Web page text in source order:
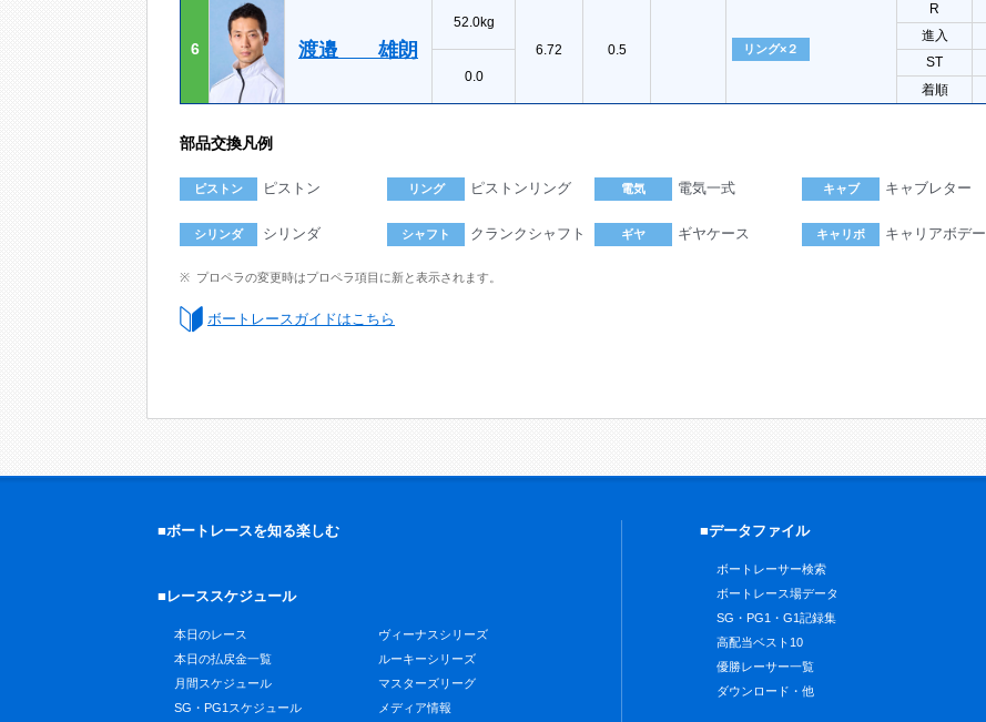
6 渡邉 雄朗
52.0kg
6.72
0.5 リング×２
R
進入
0.0
ST
着順
部品交換凡例
ピストン ピストン リング ピストンリング 電気 電気一式 キャブ キャブレター
シリンダ シリンダ シャフト クランクシャフト ギヤ ギヤケース キャリボ キャリアボデー
プロペラの変更時はプロペラ項目に新と表示されます。
ボートレースガイドはこちら
■ボートレースを知る楽しむ
■レーススケジュール
本日のレース
本日の払戻金一覧
月間スケジュール
SG・PG1スケジュール
ヴィーナスシリーズ
ルーキーシリーズ
マスターズリーグ
メディア情報
■データファイル
ボートレーサー検索
ボートレース場データ
SG・PG1・G1記録集
高配当ベスト10
優勝レーサー一覧
ダウンロード・他